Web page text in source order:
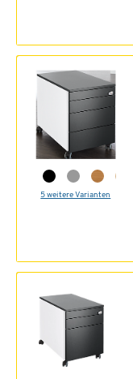
5 weitere Varianten